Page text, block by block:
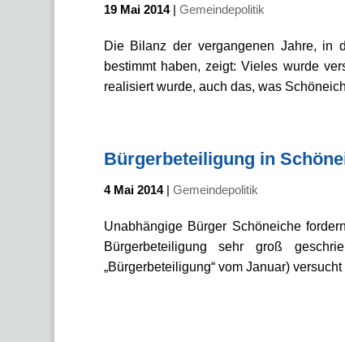
19 Mai 2014| Gemeindepolitik
Die Bilanz der vergangenen Jahre, in
bestimmt haben, zeigt: Vieles wurde
realisiert wurde, auch das, was
Bürgerbeteiligung in
4 Mai 2014| Gemeindepolitik
Unabhängige Bürger Schöneiche
Bürgerbeteiligung sehr groß
„Bürgerbeteiligung“ vom Januar)